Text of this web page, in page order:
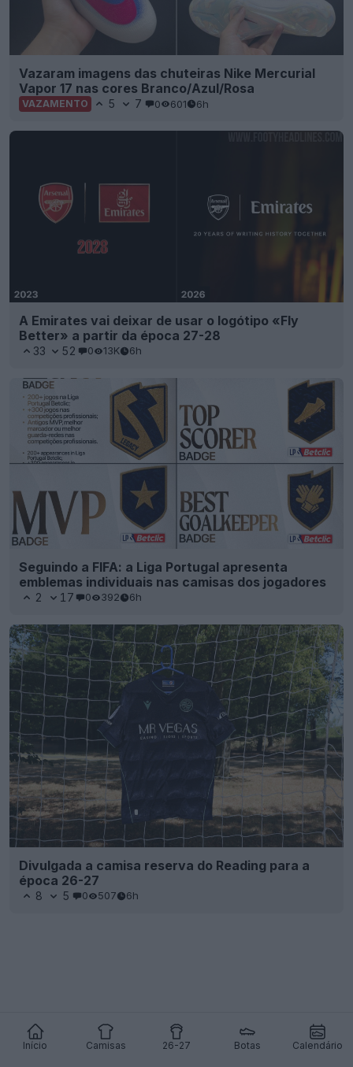
Início Camisas 26-27 Botas Calendário
Vazaram imagens das chuteiras Nike Mercurial
Vapor 17 nas cores Branco/Azul/Rosa
VAZAMENTO 5 7 0 601 6h
A Emirates vai deixar de usar o logótipo «Fly
Better» a partir da época 27-28
33 52 0 13K 6h
Seguindo a FIFA: a Liga Portugal apresenta
emblemas individuais nas camisas dos jogadores
2 17 0 392 6h
Divulgada a camisa reserva do Reading para a
época 26-27
8 5 0 507 6h